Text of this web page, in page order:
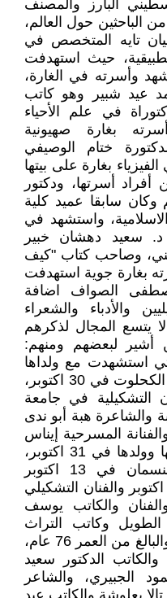
البارز والمصنف
من ضمن أفضل 2% من الباحثين حول العالم،
تايه المتخصص في
حيث استهدفت
وأسرته في الغارة،
عيد شبير وهو كاتب
في علم الأحياء
بغارة صهيونية
ختام الوصيفي
بغارة على بيتها
أسرتها، ودكتور
وكان سابقا عميد كلية
واستشهد في
د. سعيد دهشان خبير
وصاحب كتاب "كيف
بغارة جوية استهدفت
الصواف اضافة
والأدباء والشعراء
لا يتسع المجال لذكرهم
أشير لبعضهم ومنهم:
استشهدت مع ولداها
في 13 اكتوبر والتشكيلية حليمة الكحلوت في 30 اكتوبر،
التشكيلية في جامعة
والشاعرة هبة أبو ندى
20 أكتوبر، والفنانة المسرحية إيناس
السقا والتي استشهدت مع ابنتيها وولدها في 31 اكتوبر،
وكذلك الفنان الممثل علي النسمان في 13 اكتوبر
والشاعر عمر أبو شاويش في 7 اكتوبر والفنان التشكيلي
18 اكتوبر والفنان والكاتب يوسف
الطويل وكاتب التراث
الفلسطيني عبد الكريم حشاش والبالغ من العمر 76 عام،
الدكتور سعيد
الجبيري، والشاعر